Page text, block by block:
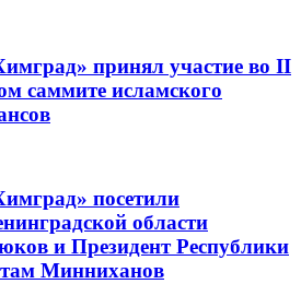
принял участие во II
саммите исламского
посетили
области
и Президент Республики
Минниханов